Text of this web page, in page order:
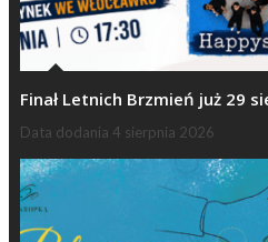
Finał Letnich Brzmień już 29
Data dodania 4 sierpnia 2026